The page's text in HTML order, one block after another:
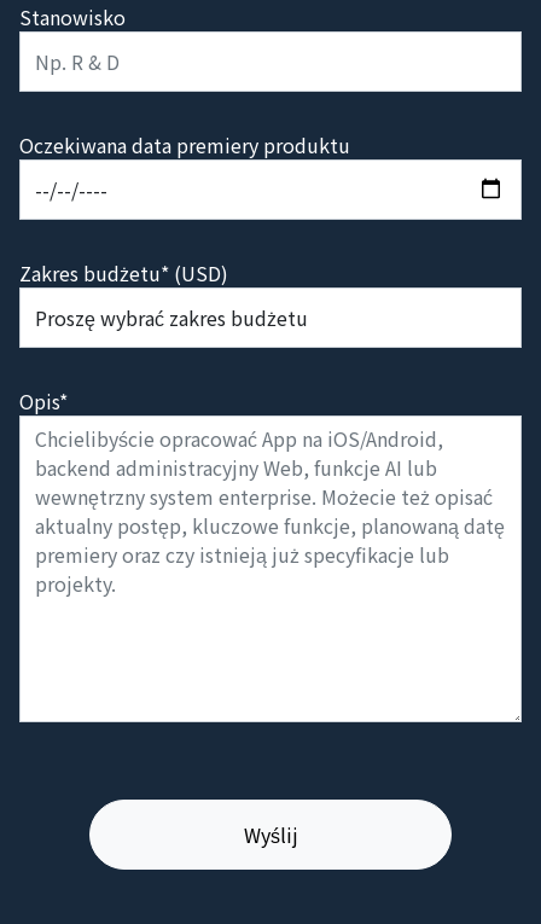
Stanowisko
Oczekiwana data premiery produktu
Zakres budżetu* (USD)
Opis*